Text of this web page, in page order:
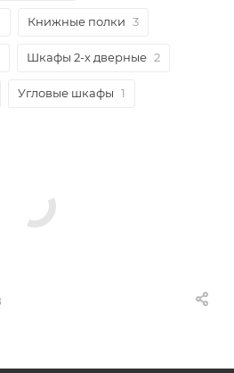
Книжные полки 3
Шкафы 2-х дверные 2
Угловые шкафы 1